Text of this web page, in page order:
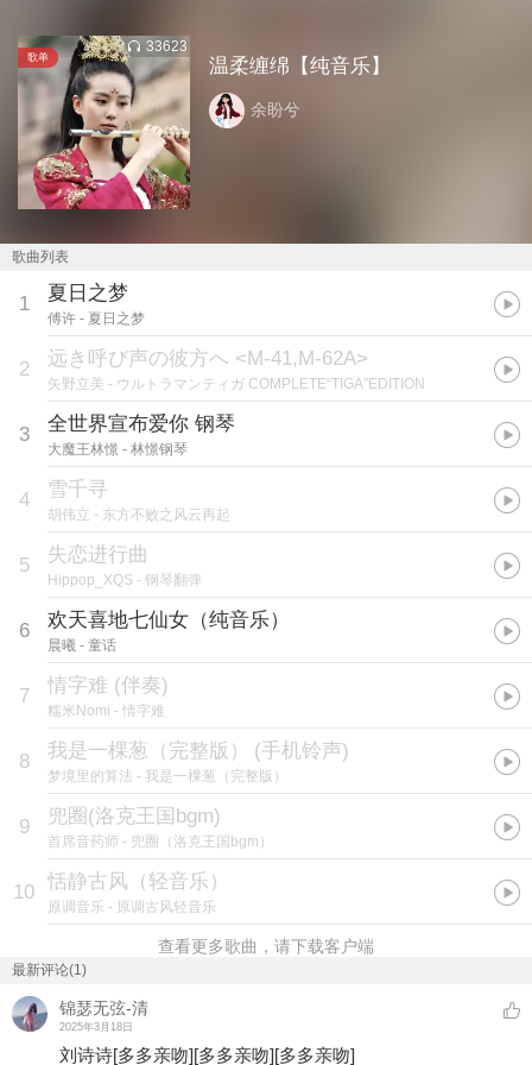
歌单
33623
温柔缠绵【纯音乐】
余盼兮
歌曲列表
1 夏日之梦
傅许 - 夏日之梦
2 远き呼び声の彼方へ <M-41,M-62A>
矢野立美 - ウルトラマンティガ COMPLETE“TIGA”EDITION
3 全世界宣布爱你 钢琴
大魔王林憬 - 林憬钢琴
4 雪千寻
胡伟立 - 东方不败之风云再起
5 失恋进行曲
Hippop_XQS - 钢琴翻弹
6 欢天喜地七仙女（纯音乐）
晨曦 - 童话
7 情字难 (伴奏)
糯米Nomi - 情字难
8 我是一棵葱（完整版） (手机铃声)
梦境里的算法 - 我是一棵葱（完整版）
9 兜圈(洛克王国bgm)
首席音药师 - 兜圈（洛克王国bgm）
10 恬静古风（轻音乐）
原调音乐 - 原调古风轻音乐
查看更多歌曲，请下载客户端
最新评论(1)
锦瑟无弦-清
2025年3月18日
刘诗诗[多多亲吻][多多亲吻][多多亲吻]